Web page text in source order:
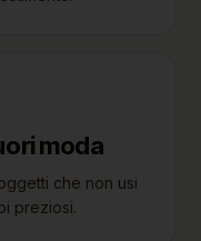
moda
che non usi
preziosi.